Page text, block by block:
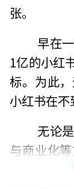
张。
早在
1亿的小红
标。为此
小红书在不
无论
与商业化
内不断更